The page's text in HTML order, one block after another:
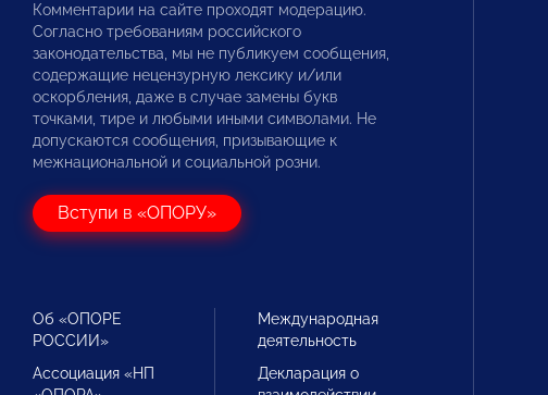
Комментарии на сайте проходят модерацию.
Согласно требованиям российского
законодательства, мы не публикуем сообщения,
содержащие нецензурную лексику и/или
оскорбления, даже в случае замены букв
точками, тире и любыми иными символами. Не
допускаются сообщения, призывающие к
межнациональной и социальной розни.
Вступи в «ОПОРУ»
Об «ОПОРЕ
РОССИИ»
Ассоциация «НП
Международная
деятельность
Декларация о